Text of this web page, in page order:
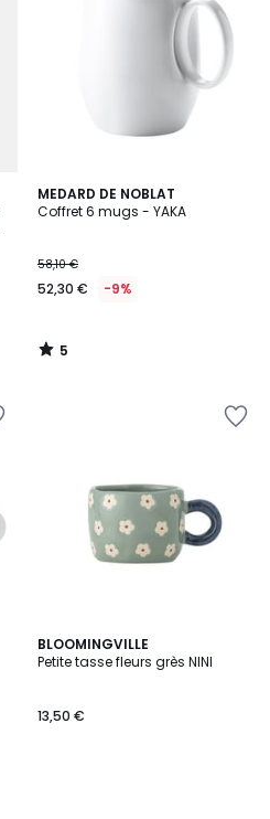
MEDARD DE NOBLAT
Coffret 6 mugs - YAKA
58,10 €
52,30 € -9%
5
/
5
/
BLOOMINGVILLE
Petite tasse fleurs grès NINI
13,50 €